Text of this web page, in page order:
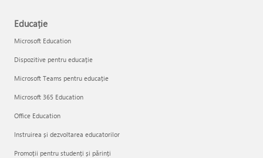
Educație
Microsoft Education
Dispozitive pentru educație
Microsoft Teams pentru educație
Microsoft 365 Education
Office Education
Instruirea și dezvoltarea educatorilor
Promoții pentru studenți și părinți